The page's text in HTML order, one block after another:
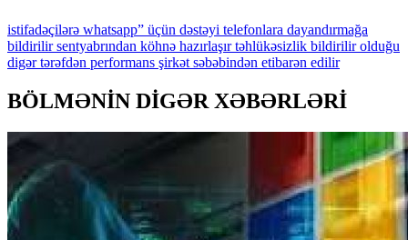
istifadəçilərə whatsapp” üçün dəstəyi telefonlara dayandırmağa
bildirilirsentyabrından köhnə hazırlaşırtəhlükəsizlik bildirilirolduğu
digərtərəfdən performans şirkət səbəbindən etibarən edilir
BÖLMƏNİN DİGƏR XƏBƏRLƏRİ